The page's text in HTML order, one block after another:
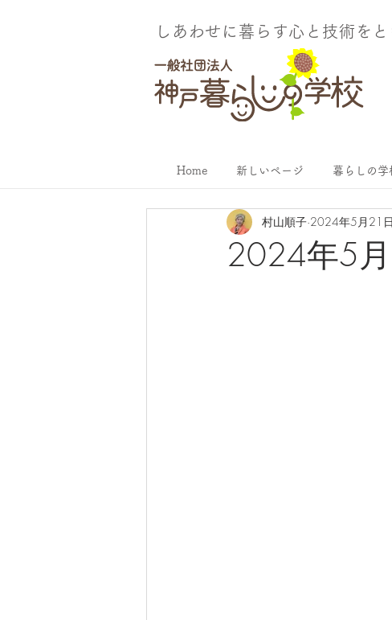
しあわせに暮らす​心と技術を
Home 新しいページ 暮らしの学
2024年5
村山順子 2024年5月21日